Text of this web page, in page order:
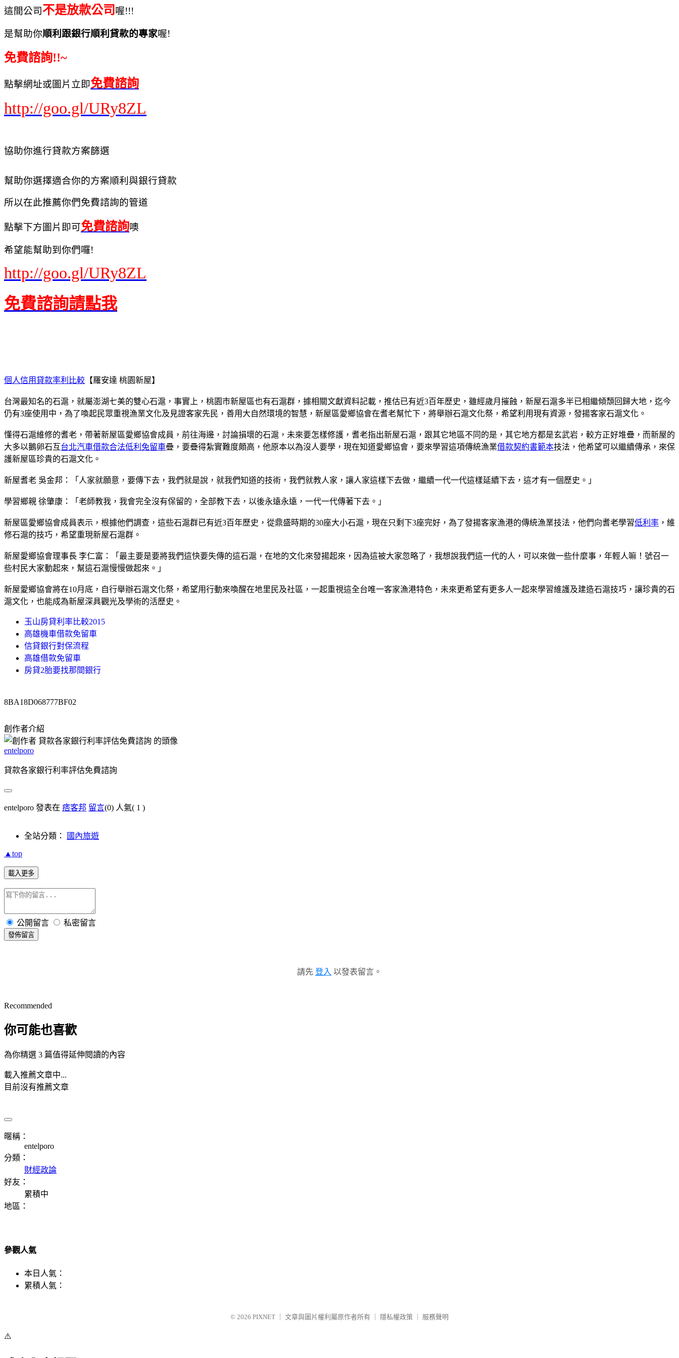
這間公司不是放款公司 喔!!!
是幫助你順利跟銀行順利貸款的專家喔!
免費諮詢!!~
點擊網址或圖片立即免費諮詢
http://goo.gl/URy8ZL
協助你進行貸款方案篩選
幫助你選擇適合你的方案順利與銀行貸款
所以在此推薦你們免費諮詢的管道
點擊下方圖片即可免費諮詢噢
希望能幫助到你們囉!
http://goo.gl/URy8ZL
免費諮詢請點我
個人信用貸款率利比較 【羅安達 桃園新屋】
台灣最知名的石滬，就屬澎湖七美的雙心石滬，事實上，桃園市新屋區也有石滬群，據相關文獻資料記載，推估已有近3百年歷史，雖經歲月摧蝕，新屋石滬多半已相繼傾頹回歸大地，迄今
仍有3座使用中，為了喚起民眾重視漁業文化及見證客家先民，善用大自然環境的智慧，新屋區愛鄉協會在耆老幫忙下，將舉辦石滬文化祭，希望利用現有資源，發揚客家石滬文化。
懂得石滬維修的耆老，帶著新屋區愛鄉協會成員，前往海邊，討論損壞的石滬，未來要怎樣修護，耆老指出新屋石滬，跟其它地區不同的是，其它地方都是玄武岩，較方正好堆疊，而新屋的
大多以鵝卵石互台北汽車借款合法低利免留車疊，要疊得紮實難度頗高，他原本以為沒人要學，現在知道愛鄉協會，要來學習這項傳統漁業借款契約書範本技法，他希望可以繼續傳承，來保
護新屋區珍貴的石滬文化。
新屋耆老 吳金邦：「人家就願意，要傳下去，我們就是說，就我們知道的技術，我們就教人家，讓人家這樣下去做，繼續一代一代這樣延續下去，這才有一個歷史。」
學習鄉親 徐肇康：「老師教我，我會完全沒有保留的，全部教下去，以後永遠永遠，一代一代傳著下去。」
新屋區愛鄉協會成員表示，根據他們調查，這些石滬群已有近3百年歷史，從鼎盛時期的30座大小石滬，現在只剩下3座完好，為了發揚客家漁港的傳統漁業技法，他們向耆老學習低利率 ，維
修石滬的技巧，希望重現新屋石滬群。
新屋愛鄉協會理事長 李仁富：「最主要是要將我們這快要失傳的這石滬，在地的文化來發揚起來，因為這被大家忽略了，我想說我們這一代的人，可以來做一些什麼事，年輕人嘛！號召一
些村民大家動起來，幫這石滬慢慢做起來。」
新屋愛鄉協會將在10月底，自行舉辦石滬文化祭，希望用行動來喚醒在地里民及社區，一起重視這全台唯一客家漁港特色，未來更希望有更多人一起來學習維護及建造石滬技巧，讓珍貴的石
滬文化，也能成為新屋深具觀光及學術的活歷史。
玉山房貸利率比較2015
高雄機車借款免留車
信貸銀行對保流程
高雄借款免留車
房貸2胎要找那間銀行
8BA18D068777BF02
創作者介紹
entelporo
貸款各家銀行利率評估免費諮詢
entelporo 發表在 痞客邦 留言(0) 人氣( 1 )
全站分類： 國內旅遊
▲top
載入更多
公開留言 私密留言
發佈留言
請先 登入 以發表留言。
Recommended
你可能也喜歡
為你精選 3 篇值得延伸閱讀的內容
載入推薦文章中...
目前沒有推薦文章
暱稱：
entelporo
分類：
財經政論
好友：
累積中
地區：
參觀人氣
本日人氣：
累積人氣：
© 2026 PIXNET 文章與圖片權利屬原作者所有 隱私權政策 服務聲明
⚠️